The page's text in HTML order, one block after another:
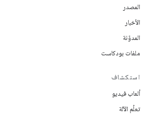
المصدر
الأخبار
المدوّنة
ملفات بودكاست
استكشاف
ألعاب فيديو
تعلُم الآلة